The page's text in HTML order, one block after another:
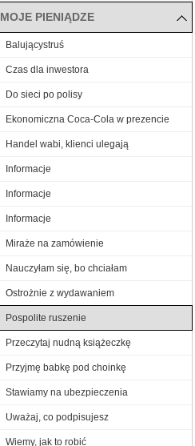
MOJE PIENIĄDZE
Balującystruś
Czas dla inwestora
Do sieci po polisy
Ekonomiczna Coca-Cola w prezencie
Handel wabi, klienci ulegają
Informacje
Informacje
Informacje
Miraże na zamówienie
Nauczyłam się, bo chciałam
Ostrożnie z wydawaniem
Pospolite ruszenie
Przeczytaj nudną książeczkę
Przyjmę babkę pod choinkę
Stawiamy na ubezpieczenia
Uważaj, co podpisujesz
Wiemy, jak to robić